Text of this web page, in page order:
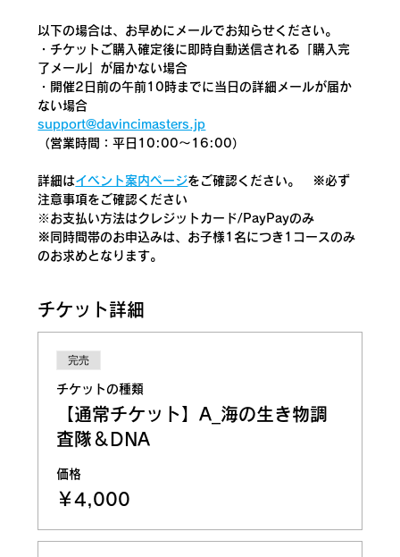
以下の場合は、お早めにメールでお知らせください。
・チケットご購入確定後に即時自動送信される「購入完
了メール」が届かない場合
・開催2日前の午前10時までに当日の詳細メールが届か
ない場合
support@davincimasters.jp
（営業時間：平日10:00～16:00）
詳細はイベント案内ページをご確認ください。
※必ず
注意事項をご確認ください
​※お支払い方法はクレジットカード/PayPayのみ
※同時間帯のお申込みは、お子様1名につき1コースのみ
のお求めとなります。
チケット詳細
完売
チケットの種類
【通常チケット】A_海の生き物調
査隊＆DNA
価格
￥4,000